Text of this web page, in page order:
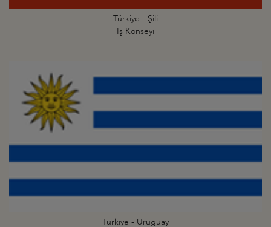
Türkiye - Şili
İş Konseyi
Türkiye - Uruguay